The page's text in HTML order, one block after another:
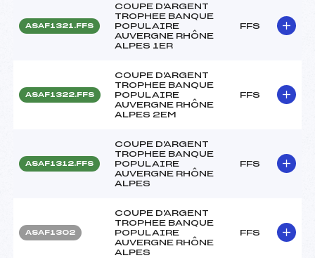
ASAF1321.FFS
COUPE D'ARGENT
TROPHEE BANQUE
POPULAIRE
AUVERGNE RHÔNE
ALPES 1ER
FFS
ASAF1322.FFS
COUPE D'ARGENT
TROPHEE BANQUE
POPULAIRE
AUVERGNE RHÔNE
ALPES 2EM
FFS
ASAF1312.FFS
COUPE D'ARGENT
TROPHEE BANQUE
POPULAIRE
AUVERGNE RHÔNE
ALPES
FFS
ASAF1302
COUPE D'ARGENT
TROPHEE BANQUE
POPULAIRE
AUVERGNE RHÔNE
ALPES
FFS